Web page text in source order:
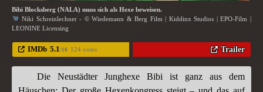
Bibi Blocksberg (NALA) muss sich als Hexe beweisen.
Niki Schreinlechner - © Wiedemann & Berg Film | Kiddinx Studios | EPO-Film |
LEONINE Licensing
IMDb 5.1 /10 124 votes Trailer
Die Neustädter Junghexe Bibi ist ganz aus dem